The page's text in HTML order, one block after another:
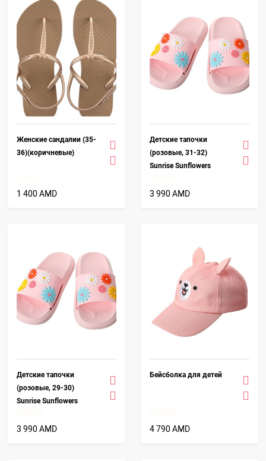
Женские сандалии (35-
36)(коричневые)
1 400 AMD
Детские тапочки
(розовые, 31-32)
Sunrise Sunflowers
3 990 AMD
Детские тапочки
(розовые, 29-30)
Sunrise Sunflowers
3 990 AMD
Бейсболка для детей
4 790 AMD